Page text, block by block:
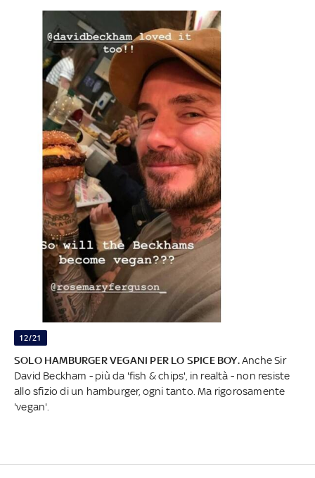
12/21
SOLO HAMBURGER VEGANI PER LO SPICE BOY.Anche Sir
David Beckham - più da 'fish & chips', in realtà - non resiste
allo sfizio di un hamburger, ogni tanto. Ma rigorosamente
'vegan'.